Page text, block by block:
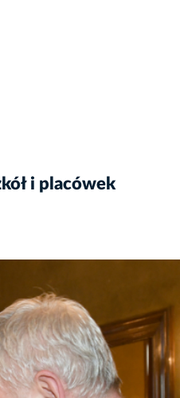
i placówek